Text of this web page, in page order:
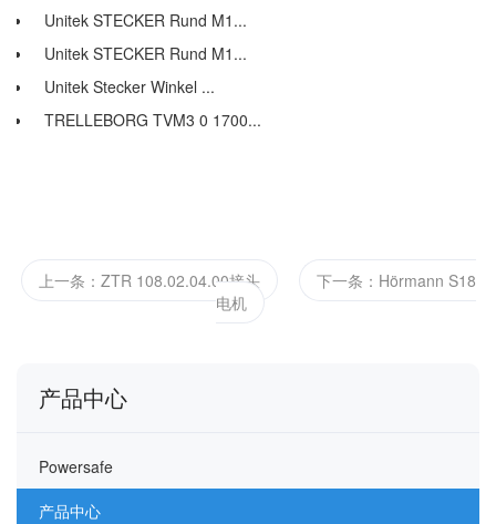
Unitek STECKER Rund M1...
Unitek STECKER Rund M1...
Unitek Stecker Winkel ...
TRELLEBORG TVM3 0 1700...
上一条：ZTR 108.02.04.00接头
下一条：Hörmann S18
电机
产品中心
Powersafe
产品中心